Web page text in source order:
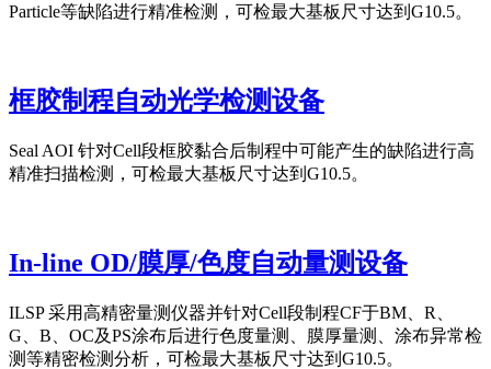
Particle等缺陷进行精准检测，可检最大基板尺寸达到G10.5。
框胶制程自动光学检测设备
Seal AOI 针对Cell段框胶黏合后制程中可能产生的缺陷进行高
精准扫描检测，可检最大基板尺寸达到G10.5。
In-line OD/膜厚/色度自动量测设备
ILSP 采用高精密量测仪器并针对Cell段制程CF于BM、R、
G、B、OC及PS涂布后进行色度量测、膜厚量测、涂布异常检
测等精密检测分析，可检最大基板尺寸达到G10.5。